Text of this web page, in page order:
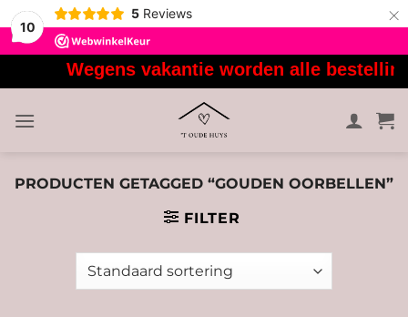
10
5 Reviews ×
naar
inhoud
Wegens vakantie worden alle
PRODUCTEN GETAGGED “GOUDEN OORBELLEN”
FILTER